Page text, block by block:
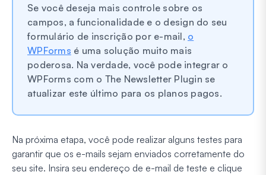
Se você deseja mais controle sobre os
campos, a funcionalidade e o design do seu
formulário de inscrição por e-mail, o
WPForms é uma solução muito mais
poderosa. Na verdade, você pode integrar o
WPForms com o The Newsletter Plugin se
atualizar este último para os planos pagos.
Na próxima etapa, você pode realizar alguns testes para
garantir que os e-mails sejam enviados corretamente do
seu site. Insira seu endereço de e-mail de teste e clique